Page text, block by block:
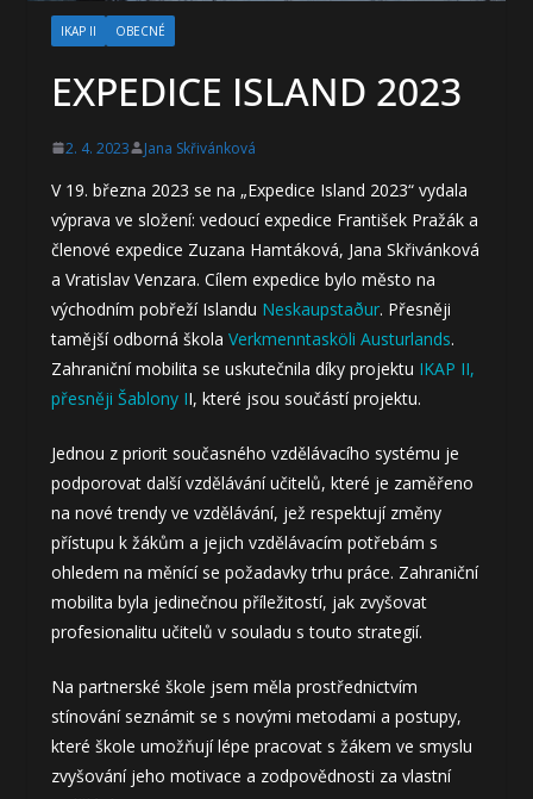
IKAP II OBECNÉ
EXPEDICE ISLAND 2023
2. 4. 2023 Jana Skřivánková
V 19. března 2023 se na „Expedice Island 2023“ vydala
výprava ve složení: vedoucí expedice František Pražák a
členové expedice Zuzana Hamtáková, Jana Skřivánková
a Vratislav Venzara. Cílem expedice bylo město na
východním pobřeží Islandu Neskaupstaður. Přesněji
tamější odborná škola Verkmenntasköli Austurlands.
Zahraniční mobilita se uskutečnila díky projektu IKAP II,
přesněji Šablony II, které jsou součástí projektu.
Jednou z priorit současného vzdělávacího systému je
podporovat další vzdělávání učitelů, které je zaměřeno
na nové trendy ve vzdělávání, jež respektují změny
přístupu k žákům a jejich vzdělávacím potřebám s
ohledem na měnící se požadavky trhu práce. Zahraniční
mobilita byla jedinečnou příležitostí, jak zvyšovat
profesionalitu učitelů v souladu s touto strategií.
Na partnerské škole jsem měla prostřednictvím
stínování seznámit se s novými metodami a postupy,
které škole umožňují lépe pracovat s žákem ve smyslu
zvyšování jeho motivace a zodpovědnosti za vlastní